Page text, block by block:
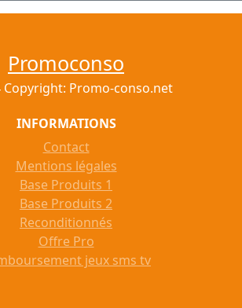
Promoconso
Copyright: Promo-conso.net
INFORMATIONS
Contact
Mentions légales
Base Produits 1
Base Produits 2
Reconditionnés
Offre Pro
jeux sms tv